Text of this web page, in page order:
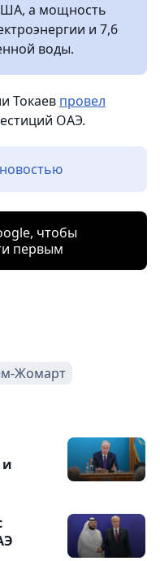
а мощность
и 7,6
воды.
Токаев провел
ОАЭ.
чтобы
первым
Жомарт